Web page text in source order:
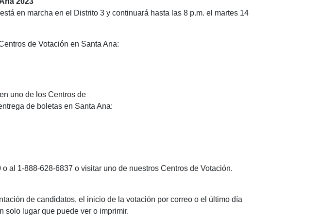
en marcha en el Distrito 3 y continuará hasta las 8 p.m. el martes 14
de Votación en Santa Ana:
uno de los Centros de
de boletas en Santa Ana:
al 1-888-628-6837 o visitar uno de nuestros Centros de Votación.
de candidatos, el inicio de la votación por correo o el último día
solo lugar que puede ver o imprimir.